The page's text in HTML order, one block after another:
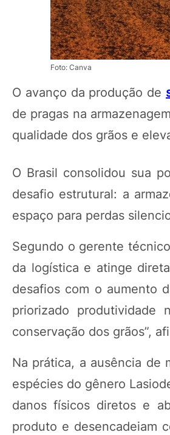
Foto: Canva
O avanço da produção de
de pragas na
qualidade dos grãos e
O Brasil consolidou sua
desafio estrutural: a
espaço para perdas
Segundo o gerente
da logística e atinge
desafios com o aumento
priorizado produtividade
conservação dos grãos”,
Na prática, a ausência de
espécies do gênero
danos físicos diretos e
produto e desencadeiam